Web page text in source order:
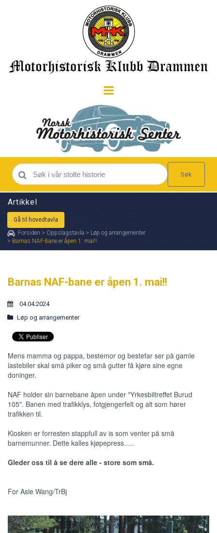
Søk
Artikkel
Gå til hovedtavla
Forsiden > Oppslagstavla > Løp og arrangementer
> Barnas NAF-bane er åpen 1. mai!!
Barnas NAF-bane er åpen 1. mai!!
04.04.2024
Løp og arrangementer
Mens mamma og pappa, bestemor og bestefar ser på gamle
lastebiler skal små piker og små gutter få kjøre sine egne
doninger.
NAF holder sin barnebane åpen under "Yrkesbiltreffet Burud
105". Banen med trafikklys, fotgjengerfelt og alt som hører
trafikken til.
Kiosken er forresten stappfull av is som venter på små
barnemunner. Dette kalles kjøpepress.....
Gleder oss til å se dere alle - store som små.
For Asle Wang/TrBj